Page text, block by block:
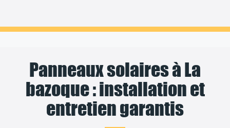
Panneaux solaires à La
bazoque : installation et
entretien garantis